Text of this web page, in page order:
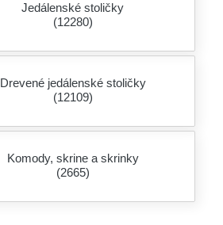
Jedálenské stoličky
(12280)
Drevené jedálenské stoličky
(12109)
Komody, skrine a skrinky
(2665)